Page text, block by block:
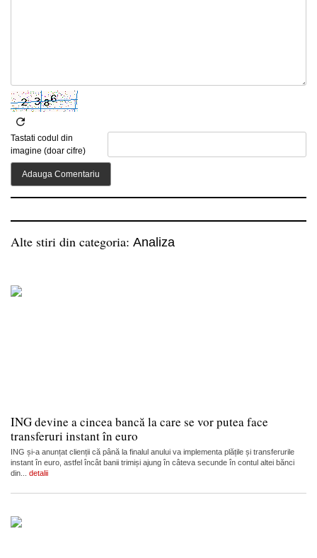
Tastati codul din
imagine (doar cifre)
Alte stiri din categoria: Analiza
ING devine a cincea bancă la care se vor putea face
transferuri instant în euro
ING și-a anunțat clienții că până la finalul anului va implementa plățile și transferurile
instant în euro, astfel încât banii trimiși ajung în câteva secunde în contul altei bănci
din... detalii